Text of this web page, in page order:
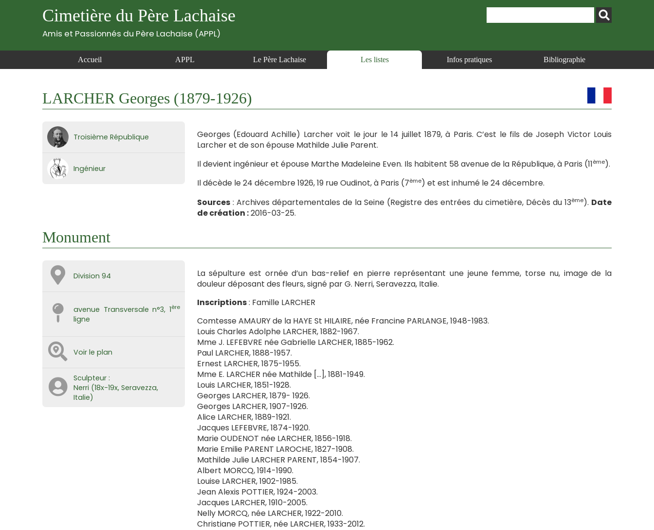
Cimetière du Père Lachaise
Amis et Passionnés du Père Lachaise (APPL)
Accueil APPL Le Père Lachaise Les listes Infos pratiques Bibliographie
LARCHER Georges (1879-1926)
Troisième République
Ingénieur
Georges (Edouard Achille) Larcher voit le jour le 14 juillet 1879, à Paris. C’est le fils de Joseph Victor Louis
Larcher et de son épouse Mathilde Julie Parent.
Il devient ingénieur et épouse Marthe Madeleine Even. Ils habitent 58 avenue de la République, à Paris (11ème).
Il décède le 24 décembre 1926, 19 rue Oudinot, à Paris (7ème) et est inhumé le 24 décembre.
Sources: Archives départementales de la Seine (Registre des entrées du cimetière, Décès du 13ème). Date
de création :2016-03-25.
Monument
Division 94
avenue Transversale n°3, 1ère
ligne
Voir le plan
Sculpteur :
Nerri (18x-19x, Seravezza,
Italie)
La sépulture est ornée d’un bas-relief en pierre représentant une jeune femme, torse nu, image de la
douleur déposant des fleurs, signé par G. Nerri, Seravezza, Italie.
Inscriptions: Famille LARCHER
Comtesse AMAURY de la HAYE St HILAIRE, née Francine PARLANGE, 1948-1983.
Louis Charles Adolphe LARCHER, 1882-1967.
Mme J. LEFEBVRE née Gabrielle LARCHER, 1885-1962.
Paul LARCHER, 1888-1957.
Ernest LARCHER, 1875-1955.
Mme E. LARCHER née Mathilde […], 1881-1949.
Louis LARCHER, 1851-1928.
Georges LARCHER, 1879- 1926.
Georges LARCHER, 1907-1926.
Alice LARCHER, 1889-1921.
Jacques LEFEBVRE, 1874-1920.
Marie OUDENOT née LARCHER, 1856-1918.
Marie Emilie PARENT LAROCHE, 1827-1908.
Mathilde Julie LARCHER PARENT, 1854-1907.
Albert MORCQ, 1914-1990.
Louise LARCHER, 1902-1985.
Jean Alexis POTTIER, 1924-2003.
Jacques LARCHER, 1910-2005.
Nelly MORCQ, née LARCHER, 1922-2010.
Christiane POTTIER, née LARCHER, 1933-2012.